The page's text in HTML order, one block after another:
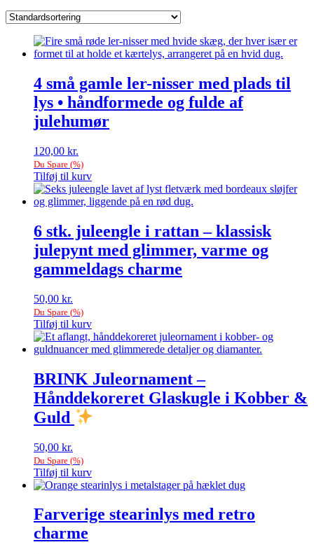
4 små gamle ler-nisser med plads til
lys • håndformede og fulde af
julehumør
120,00 kr.
Du Spare (%)
Tilføj til kurv
6 stk. juleengle i rattan – klassisk
julepynt med glimmer, varme og
gammeldags charme
50,00 kr.
Du Spare (%)
Tilføj til kurv
BRINK Juleornament –
Hånddekoreret Glaskugle i Kobber &
Guld
50,00 kr.
Du Spare (%)
Tilføj til kurv
Farverige stearinlys med retro
charme